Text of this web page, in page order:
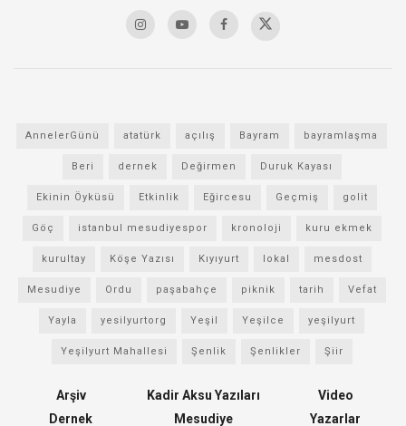
AnnelerGünü atatürk açılış Bayram bayramlaşma
Beri dernek Değirmen Duruk Kayası
Ekinin Öyküsü Etkinlik Eğircesu Geçmiş golit
Göç istanbul mesudiyespor kronoloji kuru ekmek
kurultay Köşe Yazısı Kıyıyurt lokal mesdost
Mesudiye Ordu paşabahçe piknik tarih Vefat
Yayla yesilyurtorg Yeşil Yeşilce yeşilyurt
Yeşilyurt Mahallesi Şenlik Şenlikler Şiir
Arşiv
Dernek
Kadir Aksu Yazıları
Mesudiye
Video
Yazarlar